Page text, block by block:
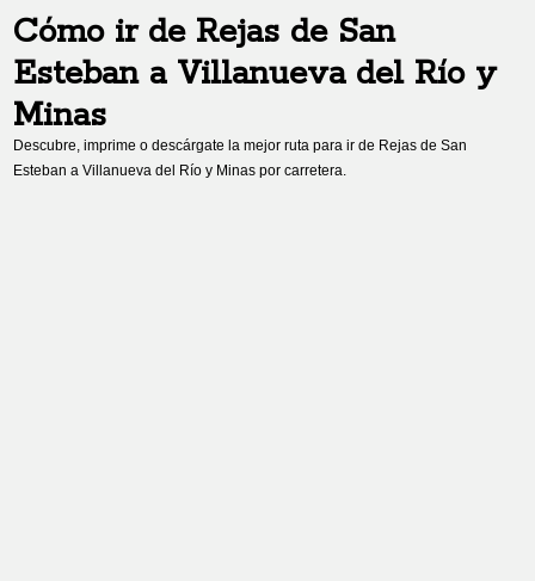
Cómo ir de Rejas de San
Estebana Villanueva del Río y
Minas
Descubre, imprime o descárgate la mejor ruta para ir de Rejas de San
Esteban aVillanueva del Río y Minas por carretera.